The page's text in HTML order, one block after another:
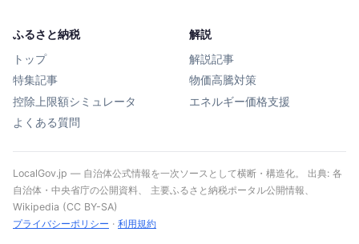
ふるさと納税
トップ
特集記事
控除上限額シミュレータ
よくある質問
解説
解説記事
物価高騰対策
エネルギー価格支援
LocalGov.jp — 自治体公式情報を一次ソースとして横断・構造化。 出典: 各
自治体・中央省庁の公開資料、 主要ふるさと納税ポータル公開情報、
Wikipedia (CC BY-SA)
プライバシーポリシー · 利用規約